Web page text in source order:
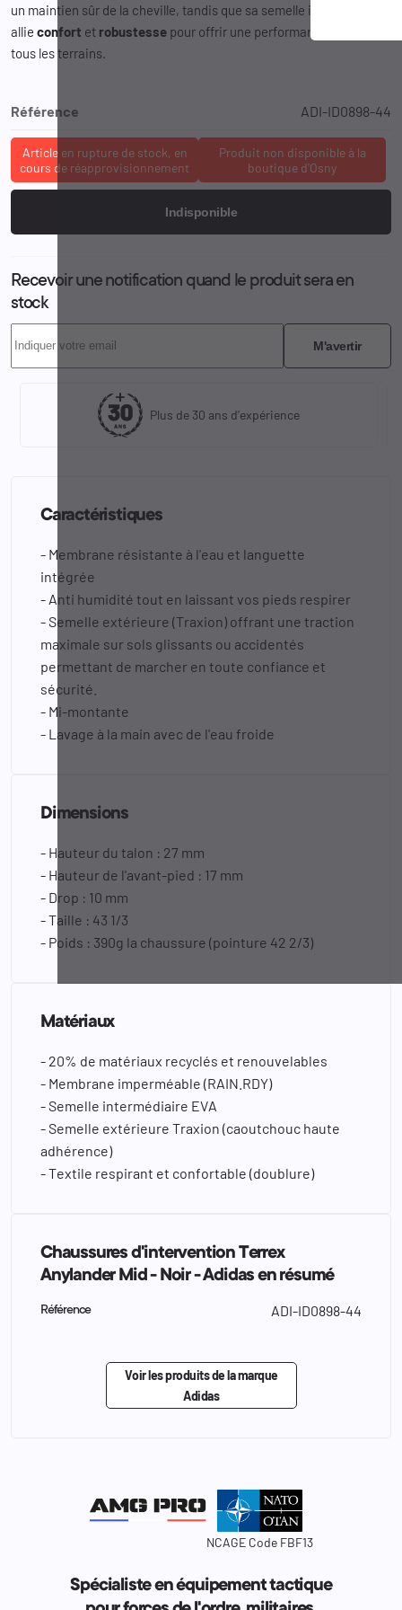
un maintien sûr de la cheville, tandis que sa semelle intermédiaire
allie confort et robustesse pour offrir une performance fiable sur
tous les terrains.
Référence ADI-ID0898-44
Article en rupture de stock, en
cours de réapprovisionnement
Produit non disponible à la
boutique d'Osny
Indisponible
Recevoir une notification quand le produit sera en
stock
M'avertir
Plus de 30 ans d'expérience
Caractéristiques
- Membrane résistante à l'eau et languette
intégrée
- Anti humidité tout en laissant vos pieds respirer
- Semelle extérieure (Traxion) offrant une traction
maximale sur sols glissants ou accidentés
permettant de marcher en toute confiance et
sécurité.
- Mi-montante
- Lavage à la main avec de l'eau froide
Dimensions
- Hauteur du talon : 27 mm
- Hauteur de l'avant-pied : 17 mm
- Drop : 10 mm
- Taille : 43 1/3
- Poids : 390g la chaussure (pointure 42 2/3)
Matériaux
- 20% de matériaux recyclés et renouvelables
- Membrane imperméable (RAIN.RDY)
- Semelle intermédiaire EVA
- Semelle extérieure Traxion (caoutchouc haute
adhérence)
- Textile respirant et confortable (doublure)
Chaussures d'intervention Terrex
Anylander Mid - Noir - Adidas en résumé
Référence ADI-ID0898-44
Voir les produits de la marque
Adidas
NCAGE Code FBF13
Spécialiste en équipement tactique